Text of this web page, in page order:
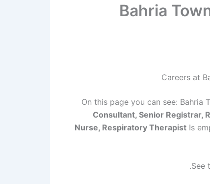
Bahria
Careers at
On this page you can see: Bahria
Consultant, Senior Registrar,
Nurse, Respiratory Therapist Is
See